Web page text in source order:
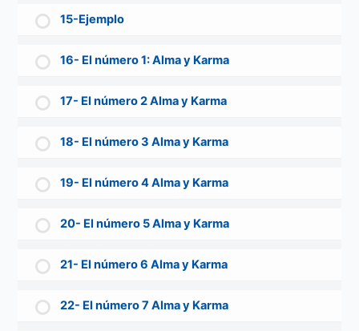
15-Ejemplo
16- El número 1: Alma y Karma
17- El número 2 Alma y Karma
18- El número 3 Alma y Karma
19- El número 4 Alma y Karma
20- El número 5 Alma y Karma
21- El número 6 Alma y Karma
22- El número 7 Alma y Karma